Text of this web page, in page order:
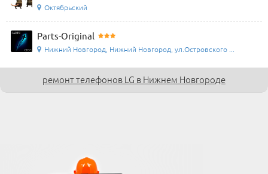
Октябрьский
Parts-Original
Нижний Новгород, Нижний Новгород, ул.Островского ...
ремонт телефонов LG в Нижнем Новгороде